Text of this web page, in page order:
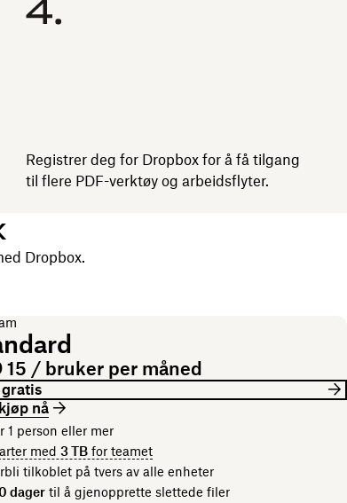
Registrer deg for Dropbox for å få tilgang
til flere PDF-verktøy og arbeidsflyter.
Dropbox.
15 / bruker per måned
nå
1 person eller mer
med 3 TB for teamet
tilkoblet på tvers av alle enheter
dager til å gjenopprette slettede filer